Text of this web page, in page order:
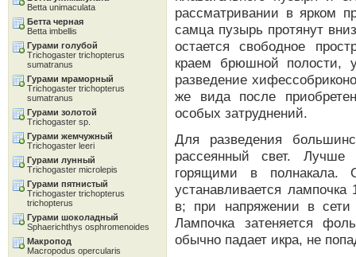
рассматривании в ярком
самца пузырь протянут
остается свободное
краем брюшной полости,
разведение
же вида после
особых затруднений.
Для разведения
рассеянный свет. Лучше
горящими в
устанавливается
в; при напряжении в
Лампочка затеняется
обычно падает икра, не
Betta unimaculata
Бетта черная
Betta imbellis
Гурами голубой
Trichogaster trichopterus
sumatranus
Гурами мраморный
Trichogaster trichopterus
sumatranus
Гурами золотой
Trichogaster sp.
Гурами жемчужный
Trichogaster leeri
Гурами лунный
Trichogaster microlepis
Гурами пятнистый
Trichogaster trichopterus
trichopterus
Гурами шоколадный
Sphaerichthys osphromenoides
Макропод
Macropodus opercularis